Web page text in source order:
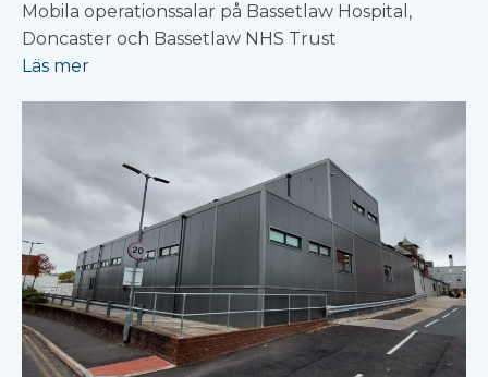
Mobila operationssalar på Bassetlaw Hospital,
Doncaster och Bassetlaw NHS Trust
Läs mer